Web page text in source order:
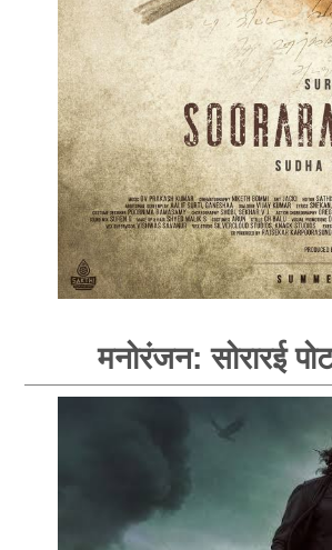
मनोरंजन: सोरारई